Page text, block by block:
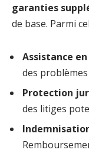
garanties
de base. Parmi
Assistance
des
Protection
des litiges